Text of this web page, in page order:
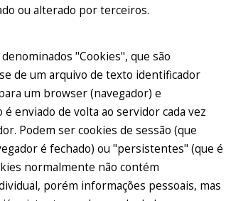
ou alterado por terceiros.
"Cookies", que são
de um arquivo de texto identificador
um browser (navegador) e
enviado de volta ao servidor cada vez
Podem ser cookies de sessão (que
é fechado) ou "persistentes" (que é
normalmente não contém
porém informações pessoais, mas